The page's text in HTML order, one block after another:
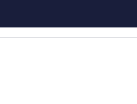
기